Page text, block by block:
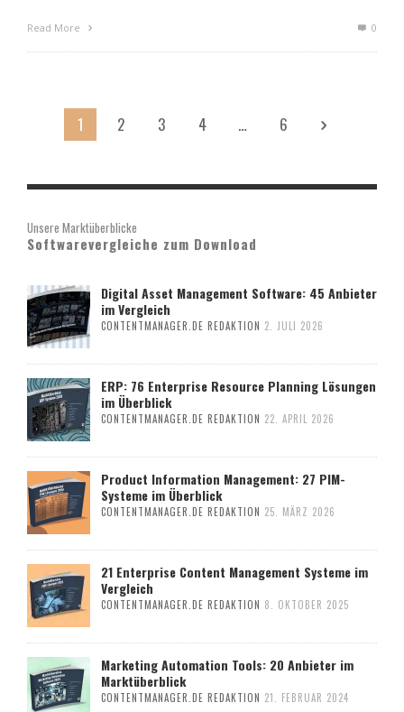
Read More 0
1 2 3 4 … 6
Unsere Marktüberblicke
Softwarevergleiche zum Download
Digital Asset Management Software: 45 Anbieter
im Vergleich
CONTENTMANAGER.DE REDAKTION 2. JULI 2026
ERP: 76 Enterprise Resource Planning Lösungen
im Überblick
CONTENTMANAGER.DE REDAKTION 22. APRIL 2026
Product Information Management: 27 PIM-
Systeme im Überblick
CONTENTMANAGER.DE REDAKTION 25. MÄRZ 2026
21 Enterprise Content Management Systeme im
Vergleich
CONTENTMANAGER.DE REDAKTION 8. OKTOBER 2025
Marketing Automation Tools: 20 Anbieter im
Marktüberblick
CONTENTMANAGER.DE REDAKTION 21. FEBRUAR 2024